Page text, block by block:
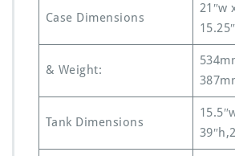
Case Dimensions
21″w
& Weight:
Tank Dimensions